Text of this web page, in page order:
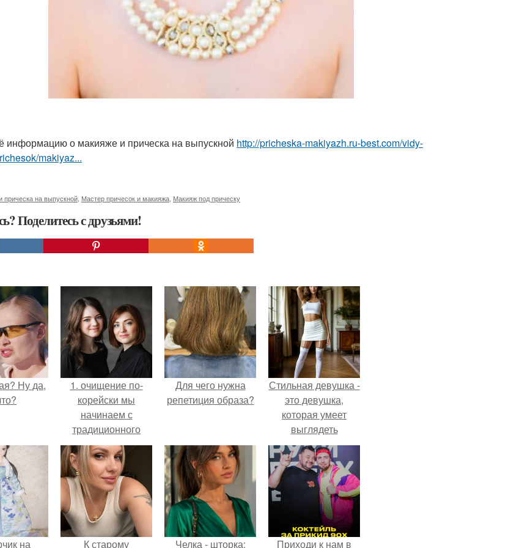
информацию о макияже и прическа на выпускной http://pricheska-makiyazh.ru-best.com/vidy-
makiyaz...
прическа на выпускной Мастер причесок и макияжа Макияж под прическу
Поделитесь с друзьями!
Ну да,
1. очищение по-
корейски мы
начинаем с
традиционного
шага - удаления
макияжа с области
глаз.
Для чего нужна
репетиция образа?
Стильная девушка -
это девушка,
которая умеет
выглядеть
привлекательно и
элегантно в любои
ситуации.
на К старому Челка - шторка: Приходи к нам в